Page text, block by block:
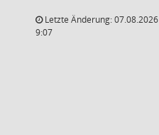
Letzte Änderung: 07.08.2026
9:07